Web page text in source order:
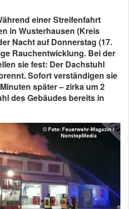
einer Streifenfahrt
in Wusterhausen (Kreis
Nacht auf Donnerstag (17.
Rauchentwicklung. Bei der
sie fest: Der Dachstuhl
Sofort verständigen sie
später – zirka um 2
des Gebäudes bereits in